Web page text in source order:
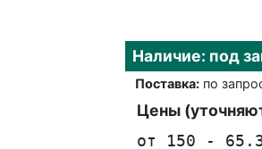
Наличие: под
Поставка:по
Цены
от 150 -